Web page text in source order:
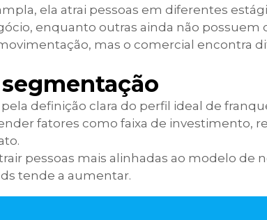
ela atrai pessoas em diferentes
enquanto outras ainda não possuem
mas o comercial encontra
definição clara do perfil ideal de
fatores como faixa de investimento,
pessoas mais alinhadas ao modelo de
tende a aumentar.